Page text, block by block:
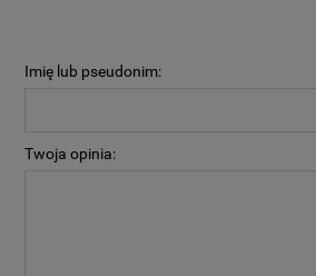
Imię lub pseudonim:
Twoja opinia: